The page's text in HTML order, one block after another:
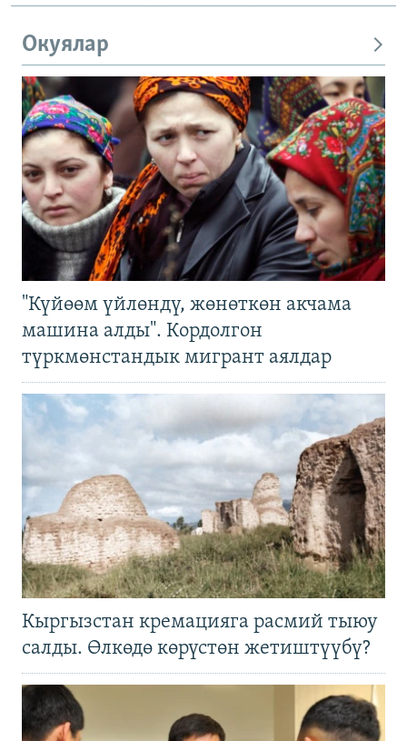
Окуялар
"Күйөөм үйлөндү, жөнөткөн акчама
машина алды". Кордолгон
түркмөнстандык мигрант аялдар
Кыргызстан кремацияга расмий тыюу
салды. Өлкөдө көрүстөн жетиштүүбү?